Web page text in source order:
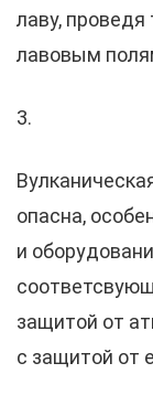
лаву,
лавовым
3.
опасна,
и
защитой от
с защитой от